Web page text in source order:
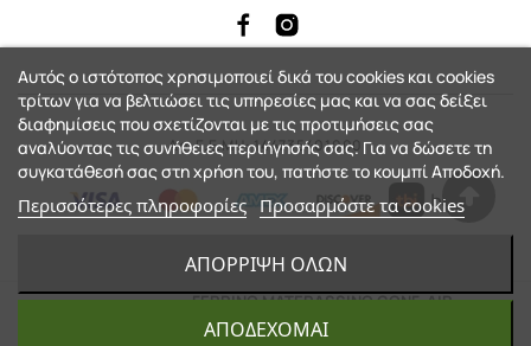
FERRINO MATERASSINO GONF. AIR
LITE PILLOW
Αρ. Γ.Ε.ΜΗ: 144735401000
Αυτός ο ιστότοπος χρησιμοποιεί δικά του cookies και cookies
τρίτων για να βελτιώσει τις υπηρεσίες μας και να σας δείξει
διαφημίσεις που σχετίζονται με τις προτιμήσεις σας
αναλύοντας τις συνήθειες περιήγησής σας. Για να δώσετε τη
συγκατάθεσή σας στη χρήση του, πατήστε το κουμπί Αποδοχή.
Περισσότερες πληροφορίες Προσαρμόστε τα cookies
ΑΠΌΡΡΙΨΗ ΌΛΩΝ
ΑΠΟΔΈΧΟΜΑΙ
© 2023 - Action-Country™. All Rights
Reserved.
eShop by Synergic Software